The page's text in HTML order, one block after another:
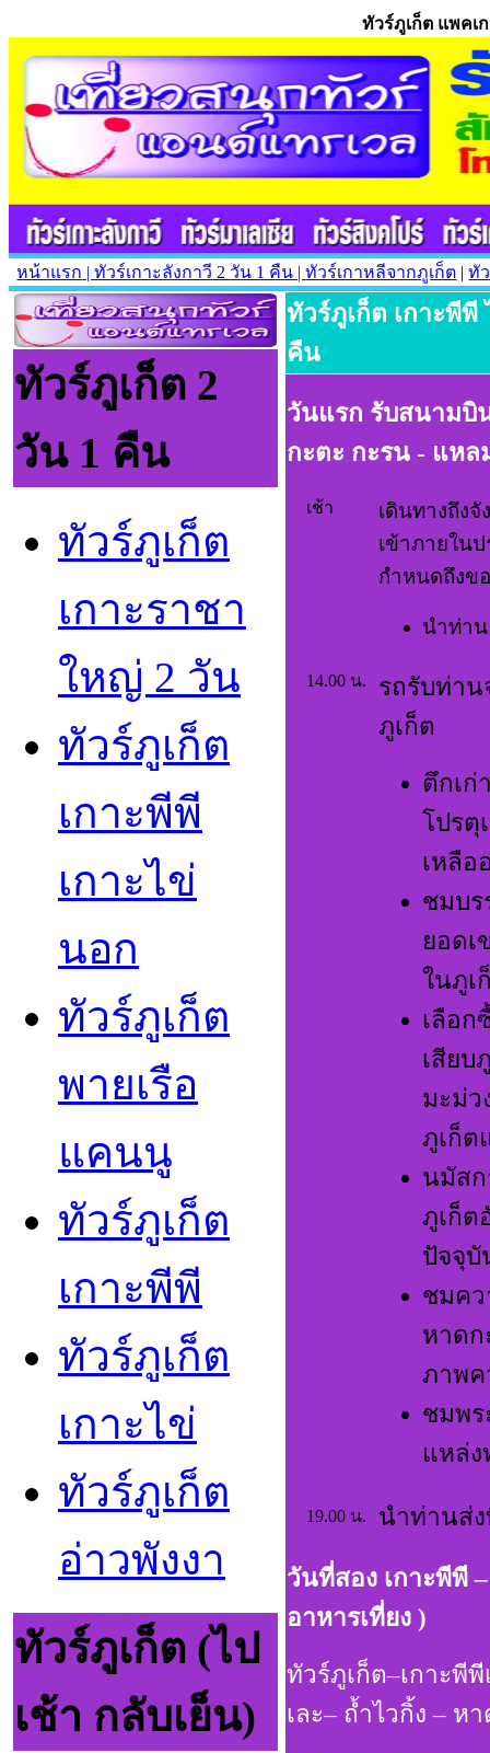
ทัวร์ภูเก็ต แพคเ
หน้าแรก | ทัวร์เกาะลังกาวี 2 วัน 1 คืน |ทัวร์เกาหลีจากภูเก็ต |ทั
ทัวร์ภูเก็ต 2
วัน 1 คืน
ทัวร์ภูเก็ต
เกาะราชา
ใหญ่ 2 วัน
ทัวร์ภูเก็ต
เกาะพีพี
เกาะไข่
นอก
ทัวร์ภูเก็ต
พายเรือ
แคนนู
ทัวร์ภูเก็ต
เกาะพีพี
ทัวร์ภูเก็ต
เกาะไข
ทัวร์ภูเก็ต
อ่าวพังงา
ทัวร์ภูเก็ต (ไป
เช้า กลับเย็น)
ทัวร์ภูเก็ต เกาะพี
คืน
วันแรก รับสนามบิ
กะตะ กะรน - แหล
เช้า
เดินทางถึง
เข้าภายใน
กำหนดถึงข
นำท่าน
14.00 น.
รถรับท่าน
ภูเก็ต
ตึกเก่
โปรตุ
เหลือ
ชมบร
ยอด
ในภูเ
เลือก
เสียบ
มะม่ว
ภูเก็ต
นมัสก
ภูเก็ต
ปัจจุบั
ชมคว
หาดก
ภาพค
ชมพร
แหล่
19.00 น. นำท่านส่
วันที่สอง เกาะพีพี
อาหารเที่ยง )
ทัวร์ภูเก็ต–เกาะพี
เละ– ถ้ำไวกิ้ง – ห